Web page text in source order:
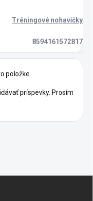
Tréningové nohavičky
8594161572817
položke.
príspevky. Prosím